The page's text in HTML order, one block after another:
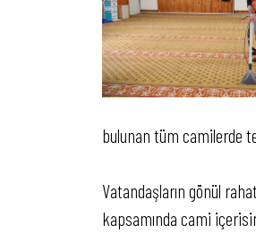
bulunan tüm camilerde
Vatandaşların gönül
kapsamında cami